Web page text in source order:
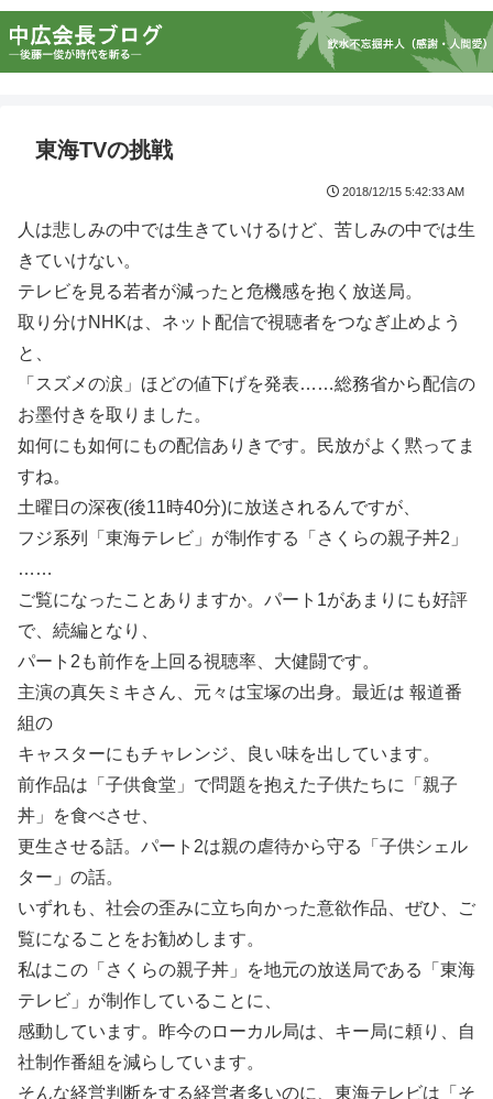
東海TVの挑戦
2018/12/15 5:42:33 AM
人は悲しみの中では生きていけるけど、苦しみの中では生
きていけない。
テレビを見る若者が減ったと危機感を抱く放送局。
取り分けNHKは、ネット配信で視聴者をつなぎ止めよう
と、
「スズメの涙」ほどの値下げを発表……総務省から配信の
お墨付きを取りました。
如何にも如何にもの配信ありきです。民放がよく黙ってま
すね。
土曜日の深夜(後11時40分)に放送されるんですが、
フジ系列「東海テレビ」が制作する「さくらの親子丼2」
……
ご覧になったことありますか。パート1があまりにも好評
で、続編となり、
パート2も前作を上回る視聴率、大健闘です。
主演の真矢ミキさん、元々は宝塚の出身。最近は 報道番
組の
キャスターにもチャレンジ、良い味を出しています。
前作品は「子供食堂」で問題を抱えた子供たちに「親子
丼」を食べさせ、
更生させる話。パート2は親の虐待から守る「子供シェル
ター」の話。
いずれも、社会の歪みに立ち向かった意欲作品、ぜひ、ご
覧になることをお勧めします。
私はこの「さくらの親子丼」を地元の放送局である「東海
テレビ」が制作していることに、
感動しています。昨今のローカル局は、キー局に頼り、自
社制作番組を減らしています。
そんな経営判断をする経営者多いのに、東海テレビは「そ